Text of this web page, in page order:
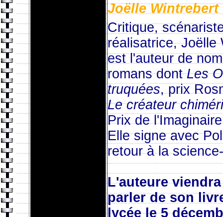
Joëlle Wintrebert
Critique,
réalisatrice, Joëlle
est l'auteur de
romans dontLes
truquées, prix
Le créateur
Prix de
Elle signe avec
retour à la
L'auteure
parler de son
lycée le 5